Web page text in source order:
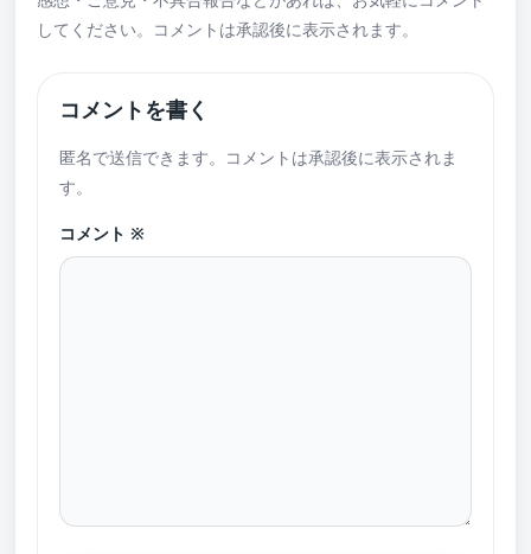
してください。コメントは承認後に表示されます。
コメントを書く
匿名で送信できます。コメントは承認後に表示されま
す。
コメント ※